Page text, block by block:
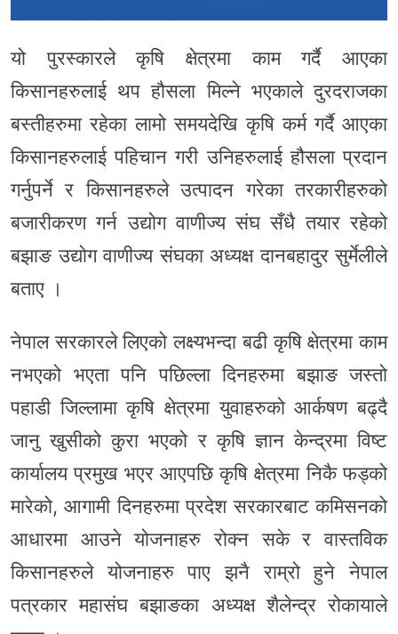
यो पुरस्कारले कृषि क्षेत्रमा काम गर्दै आएका
किसानहरुलाई थप हौसला मिल्ने भएकाले दुरदराजका
बस्तीहरुमा रहेका लामो समयदेखि कृषि कर्म गर्दै आएका
किसानहरुलाई पहिचान गरी उनिहरुलाई हौसला प्रदान
गर्नुपर्ने र किसानहरुले उत्पादन गरेका तरकारीहरुको
बजारीकरण गर्न उद्योग वाणीज्य संघ सँधै तयार रहेको
बझाङ उद्योग वाणीज्य संघका अध्यक्ष दानबहादुर सुर्मेलीले
बताए ।
नेपाल सरकारले लिएको लक्ष्यभन्दा बढी कृषि क्षेत्रमा काम
नभएको भएता पनि पछिल्ला दिनहरुमा बझाङ जस्तो
पहाडी जिल्लामा कृषि क्षेत्रमा युवाहरुको आर्कषण बढ्दै
जानु खुसीको कुरा भएको र कृषि ज्ञान केन्द्रमा विष्ट
कार्यालय प्रमुख भएर आएपछि कृषि क्षेत्रमा निकै फड्को
मारेको, आगामी दिनहरुमा प्रदेश सरकारबाट कमिसनको
आधारमा आउने योजनाहरु रोक्न सके र वास्तविक
किसानहरुले योजनाहरु पाए झनै राम्रो हुने नेपाल
पत्रकार महासंघ बझाङका अध्यक्ष शैलेन्द्र रोकायाले